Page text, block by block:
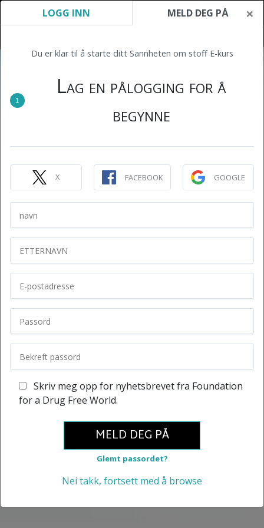
×
LOGG INN MELD DEG PÅ
Du er klar til å starte ditt Sannheten om stoff E-kurs
1
Lag en pålogging for å
begynne
X FACEBOOK GOOGLE
Skriv meg opp for nyhetsbrevet fra Foundation
for a Drug Free World.
MELD DEG PÅ
Glemt passordet?
Nei takk, fortsett med å browse